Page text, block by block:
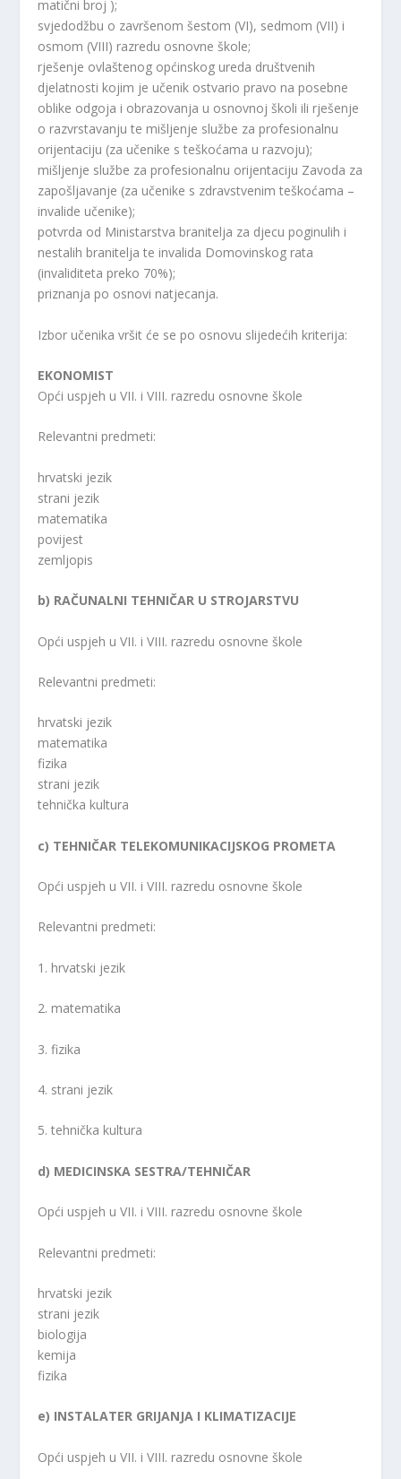
matični broj );
svjedodžbu o završenom šestom (VI), sedmom (VII) i
osmom (VIII) razredu osnovne škole;
rješenje ovlaštenog općinskog ureda društvenih
djelatnosti kojim je učenik ostvario pravo na posebne
oblike odgoja i obrazovanja u osnovnoj školi ili rješenje
o razvrstavanju te mišljenje službe za profesionalnu
orijentaciju (za učenike s teškoćama u razvoju);
mišljenje službe za profesionalnu orijentaciju Zavoda za
zapošljavanje (za učenike s zdravstvenim teškoćama –
invalide učenike);
potvrda od Ministarstva branitelja za djecu poginulih i
nestalih branitelja te invalida Domovinskog rata
(invaliditeta preko 70%);
priznanja po osnovi natjecanja.
Izbor učenika vršit će se po osnovu slijedećih kriterija:
EKONOMIST
Opći uspjeh u VII. i VIII. razredu osnovne škole
Relevantni predmeti:
hrvatski jezik
strani jezik
matematika
povijest
zemljopis
b) RAČUNALNI TEHNIČAR U STROJARSTVU
Opći uspjeh u VII. i VIII. razredu osnovne škole
Relevantni predmeti:
hrvatski jezik
matematika
fizika
strani jezik
tehnička kultura
c) TEHNIČAR TELEKOMUNIKACIJSKOG PROMETA
Opći uspjeh u VII. i VIII. razredu osnovne škole
Relevantni predmeti:
1. hrvatski jezik
2. matematika
3. fizika
4. strani jezik
5. tehnička kultura
d) MEDICINSKA SESTRA/TEHNIČAR
Opći uspjeh u VII. i VIII. razredu osnovne škole
Relevantni predmeti:
hrvatski jezik
strani jezik
biologija
kemija
fizika
e) INSTALATER GRIJANJA I KLIMATIZACIJE
Opći uspjeh u VII. i VIII. razredu osnovne škole